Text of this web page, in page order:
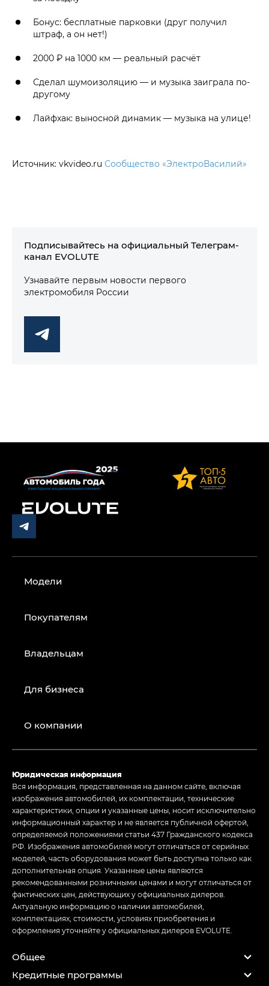
Бонус: бесплатные парковки (друг получил
штраф, а он нет!)
2000 ₽ на 1000 км — реальный расчёт
Сделал шумоизоляцию — и музыка заиграла по-
другому
Лайфхак: выносной динамик — музыка на улице!
Источник: vkvideo.ru Сообщество «ЭлектроВасилий»
Подписывайтесь на официальный Телеграм-
канал EVOLUTE
Узнавайте первым новости первого
электромобиля России
Модели
Покупателям
Владельцам
Для бизнеса
О компании
Юридическая информация
Вся информация, представленная на данном сайте, включая
изображения автомобилей, их комплектации, технические
характеристики, опции и указанные цены, носит исключительно
информационный характер и не является публичной офертой,
определяемой положениями статьи 437 Гражданского кодекса
РФ. Изображения автомобилей могут отличаться от серийных
моделей, часть оборудования может быть доступна только как
дополнительная опция. Указанные цены являются
рекомендованными розничными ценами и могут отличаться от
фактических цен, действующих у официальных дилеров.
Актуальную информацию о наличии автомобилей,
комплектациях, стоимости, условиях приобретения и
оформления уточняйте у официальных дилеров EVOLUTE.
Общее
Кредитные программы